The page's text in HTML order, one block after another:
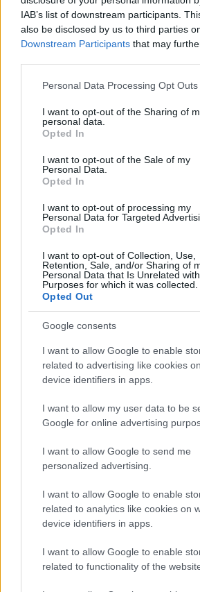
IAB’s list of downstream participants.
also be disclosed by us to third parties
Downstream Participants that may
Please note that this website/app uses
not limited to your visit or usage
grant or deny consent to Google and its
use your data for below specified
consent section.
Personal Data Processing Opt Outs
I want to opt-out of the Sharing of
personal data.
Opted In
I want to opt-out of the Sale of my
Personal Data.
Opted In
I want to opt-out of processing my
Personal Data for Targeted
Opted In
I want to opt-out of Collection, Use,
Retention, Sale, and/or Sharing of
Personal Data that Is Unrelated
Purposes for which it was collected.
Opted Out
Google consents
I want to allow Google to enable
related to advertising like cookies
device identifiers in apps.
I want to allow my user data to be
Google for online advertising
I want to allow Google to send me
personalized advertising.
I want to allow Google to enable
related to analytics like cookies on
device identifiers in apps.
I want to allow Google to enable
related to functionality of the
τολμήσουμε τα «καθαρά
μεταρρύθμιση της γης στην
TAGS: ΟΠΕΚΕΠΕ Σύλληψη
BEST OF
Ολυμπιακός: Οι πιθανότητες
Ολλανδία!
Το mentality ορθώς δικαιώνεται,
είναι πάντα καλύτερο
Μάντσεστερ Σίτι: Το
δαπανήσει συνολικά προκειμένου